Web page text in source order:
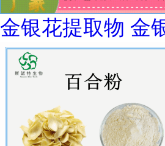
金银花提取物 金